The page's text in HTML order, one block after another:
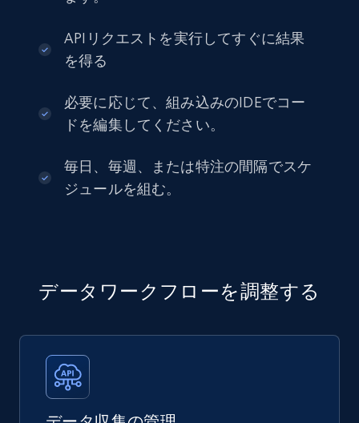
APIリクエストを実行してすぐに結果
を得る
必要に応じて、組み込みのIDEでコー
ドを編集してください。
毎日、毎週、または特注の間隔でスケ
ジュールを組む。
データワークフローを調整する